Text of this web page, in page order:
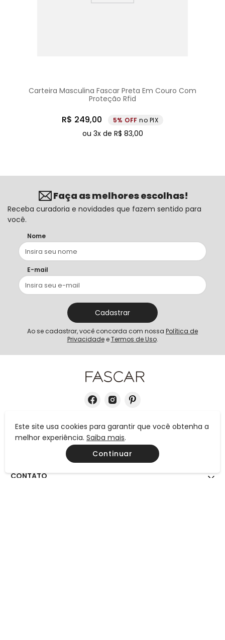
Carteira Masculina Fascar Preta Em Couro Com
Proteção Rfid
R$ 249,00 5% no PIX
ou 3x de R$ 83,00
Faça as melhores escolhas!
Receba curadoria e novidades que fazem sentido para
você.
Nome
E-mail
Cadastrar
Ao se cadastrar, você concorda com nossa Política de
Privacidadee Termos de Uso.
INSTITUCIONAL
CONTATO
Este site usa cookies para garantir que você obtenha a
melhor experiência. Saiba mais.
Continuar